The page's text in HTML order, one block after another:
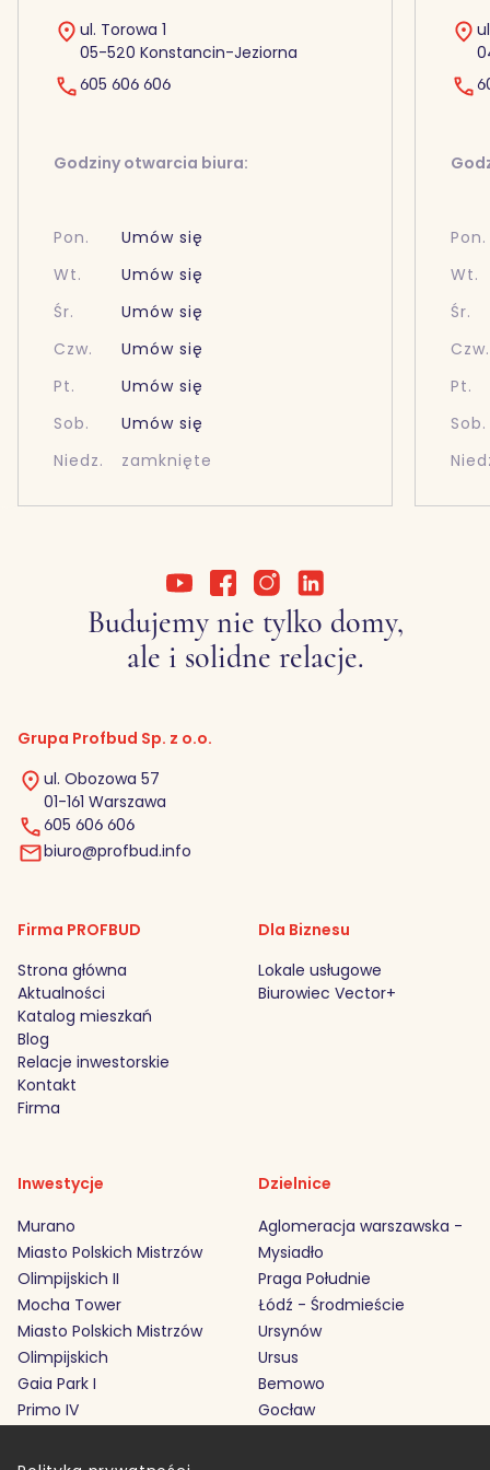
ul. Torowa 1
05-520 Konstancin-Jeziorna
605 606 606
Godziny otwarcia biura:
Pon.
Umów się
Wt.
Umów się
Śr.
Umów się
Czw.
Umów się
Pt.
Umów się
Sob.
Umów się
Niedz.
zamknięte
Pon.
Wt.
Śr.
Czw.
Pt.
Sob.
Budujemy nie tylko domy,
ale i solidne relacje.
Grupa Profbud Sp. z o.o.
ul. Obozowa 57
01-161 Warszawa
605 606 606
biuro@profbud.info
Firma PROFBUD
Strona główna
Aktualności
Katalog mieszkań
Blog
Relacje inwestorskie
Kontakt
Firma
Dla Biznesu
Lokale usługowe
Biurowiec Vector+
Inwestycje
Murano
Miasto Polskich Mistrzów
Olimpijskich II
Mocha Tower
Miasto Polskich Mistrzów
Olimpijskich
Gaia Park I
Primo IV
Dzielnice
Aglomeracja warszawska -
Mysiadło
Praga Południe
Łódź - Środmieście
Ursynów
Ursus
Bemowo
Gocław